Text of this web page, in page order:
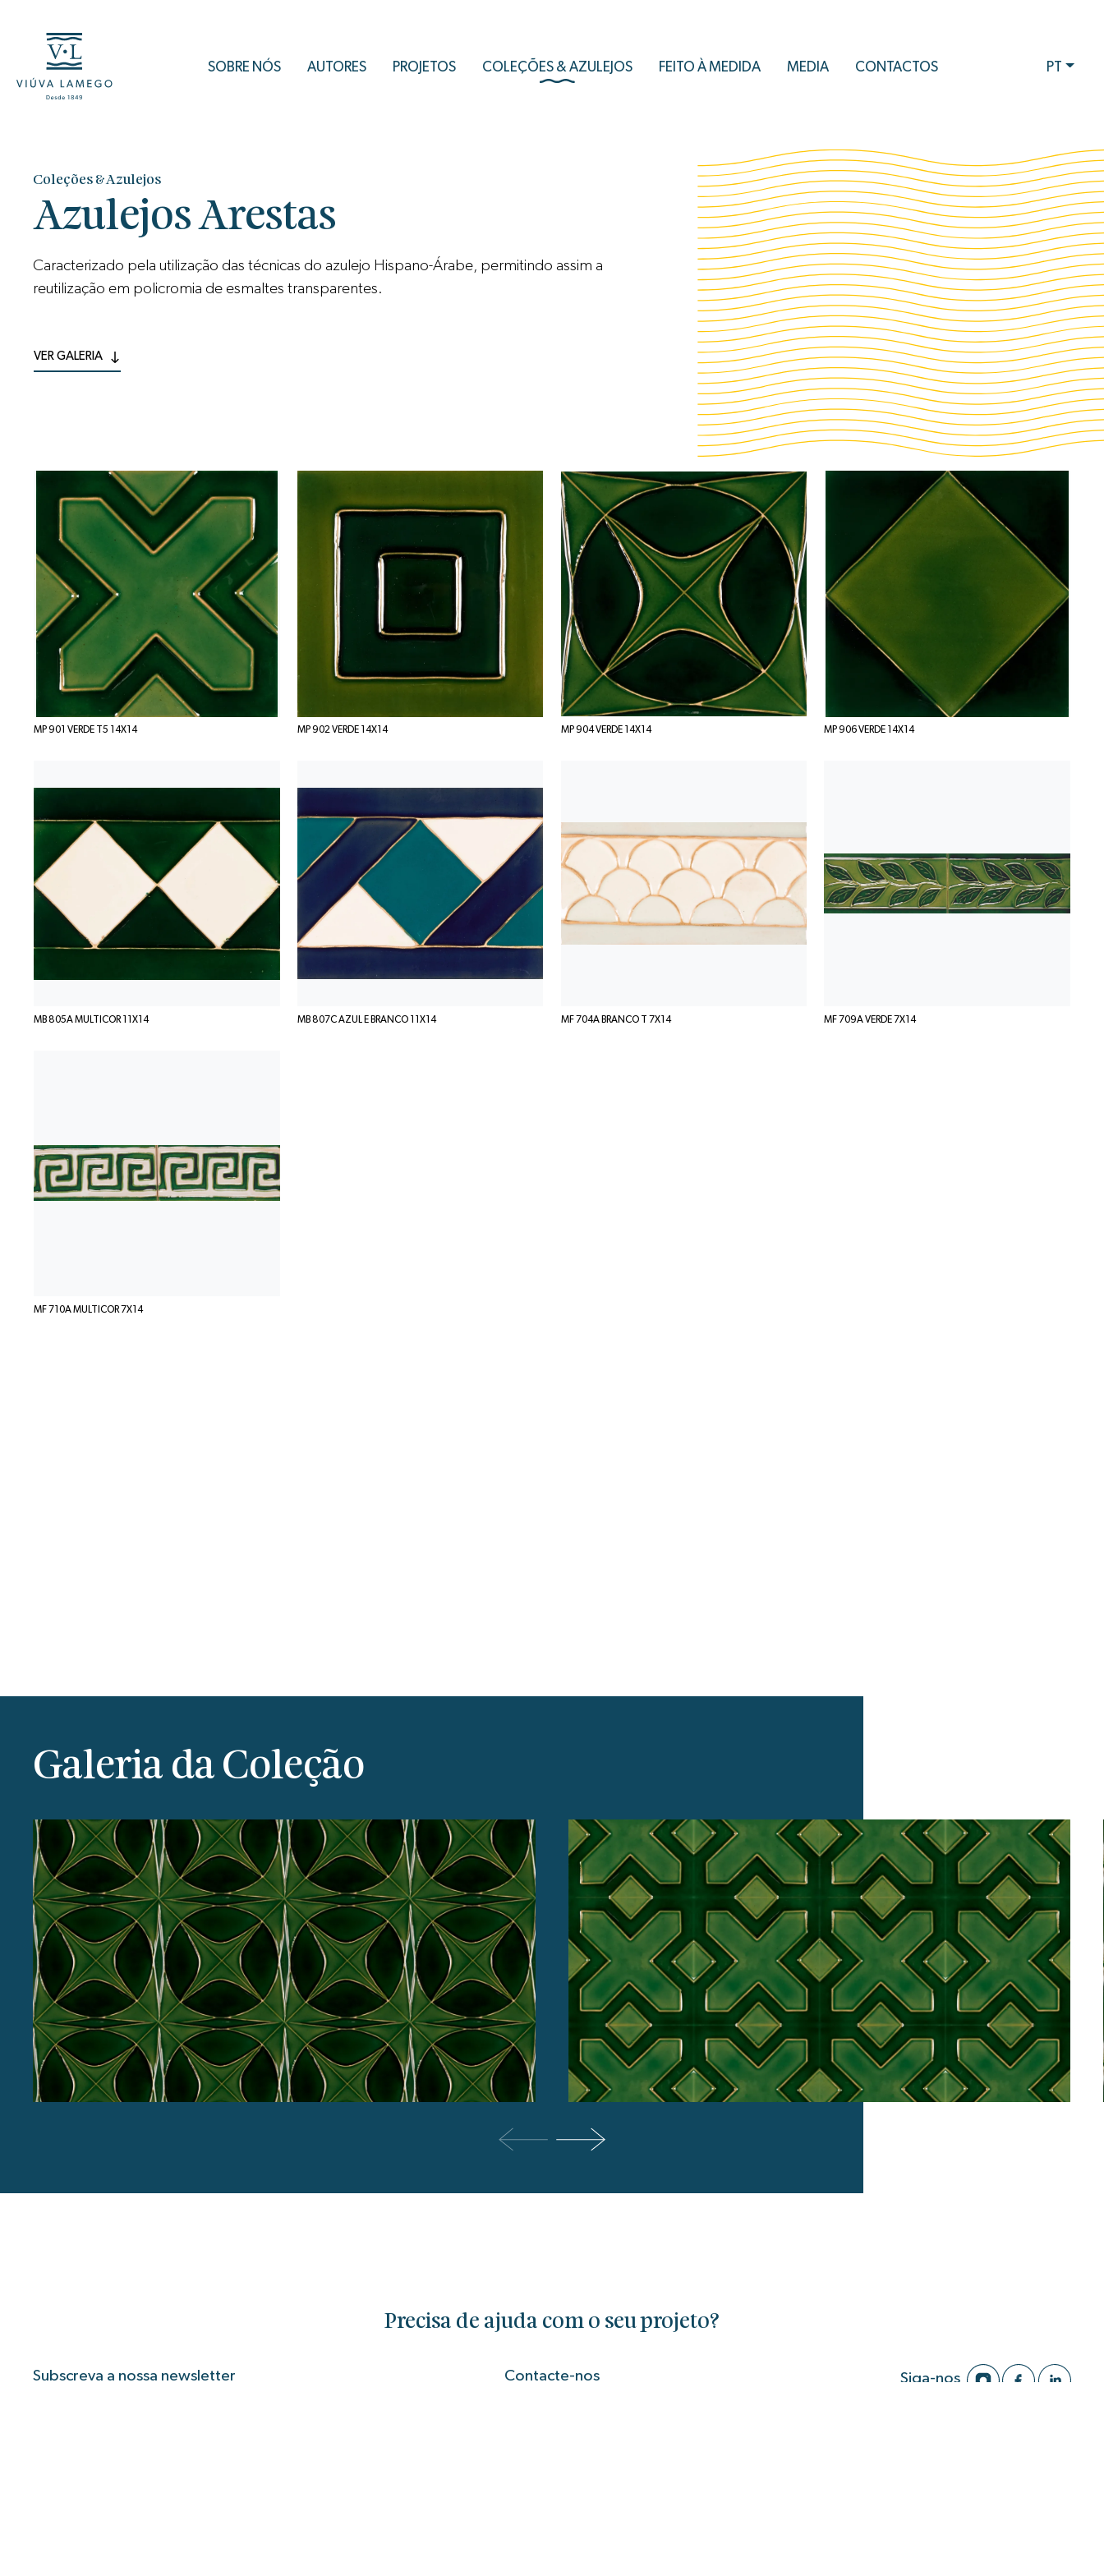
SOBRE NÓS AUTORES PROJETOS COLEÇÕES & AZULEJOS FEITO À MEDIDA MEDIA CONTACTOS PT
Coleções & Azulejos
Azulejos Arestas
Caracterizado pela utilização das técnicas do azulejo Hispano-Árabe, permitindo assim a
reutilização em policromia de esmaltes transparentes.
VER GALERIA
MP 901 VERDE T5 14X14 MP 902 VERDE 14X14 MP 904 VERDE 14X14 MP 906 VERDE 14X14
MB 805A MULTICOR 11X14 MB 807C AZUL E BRANCO 11X14 MF 704A BRANCO T 7X14 MF 709A VERDE 7X14
MF 710A MULTICOR 7X14
Galeria da Coleção
Precisa de ajuda com o seu projeto?
Contacte-nos
Subscreva a nossa newsletter Siga-nos